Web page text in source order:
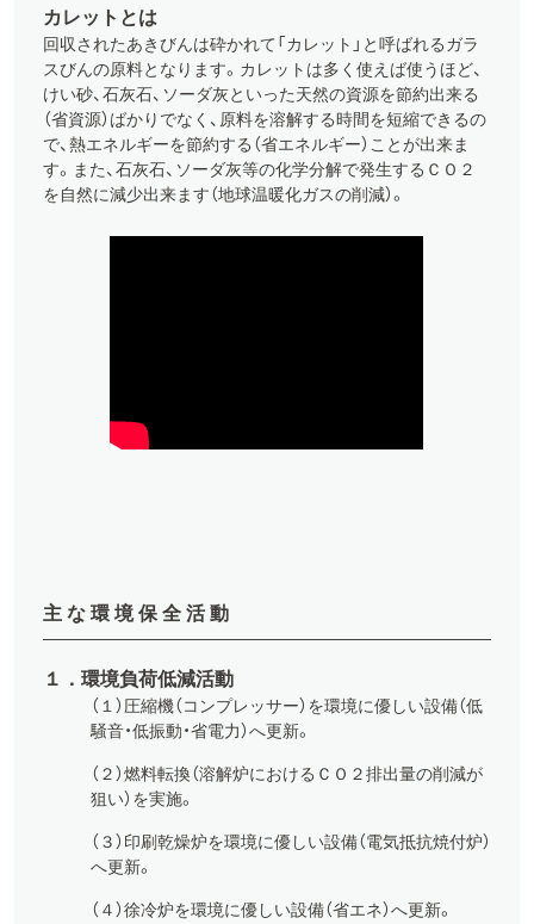
カレットとは
回収されたあきびんは砕かれて「カレット」と呼ばれるガラ
スびんの原料となります。カレットは多く使えば使うほど、
けい砂、石灰石、ソーダ灰といった天然の資源を節約出来る
（省資源）ばかりでなく、原料を溶解する時間を短縮できるの
で、熱エネルギーを節約する（省エネルギー）ことが出来ま
す。また、石灰石、ソーダ灰等の化学分解で発生するＣＯ２
を自然に減少出来ます（地球温暖化ガスの削減）。
主な環境保全活動
１．環境負荷低減活動
（１）圧縮機（コンプレッサー）を環境に優しい設備（低
騒音・低振動・省電力）へ更新。
（２）燃料転換（溶解炉におけるＣＯ２排出量の削減が
狙い）を実施。
（３）印刷乾燥炉を環境に優しい設備（電気抵抗焼付炉）
へ更新。
（４）徐冷炉を環境に優しい設備（省エネ）へ更新。